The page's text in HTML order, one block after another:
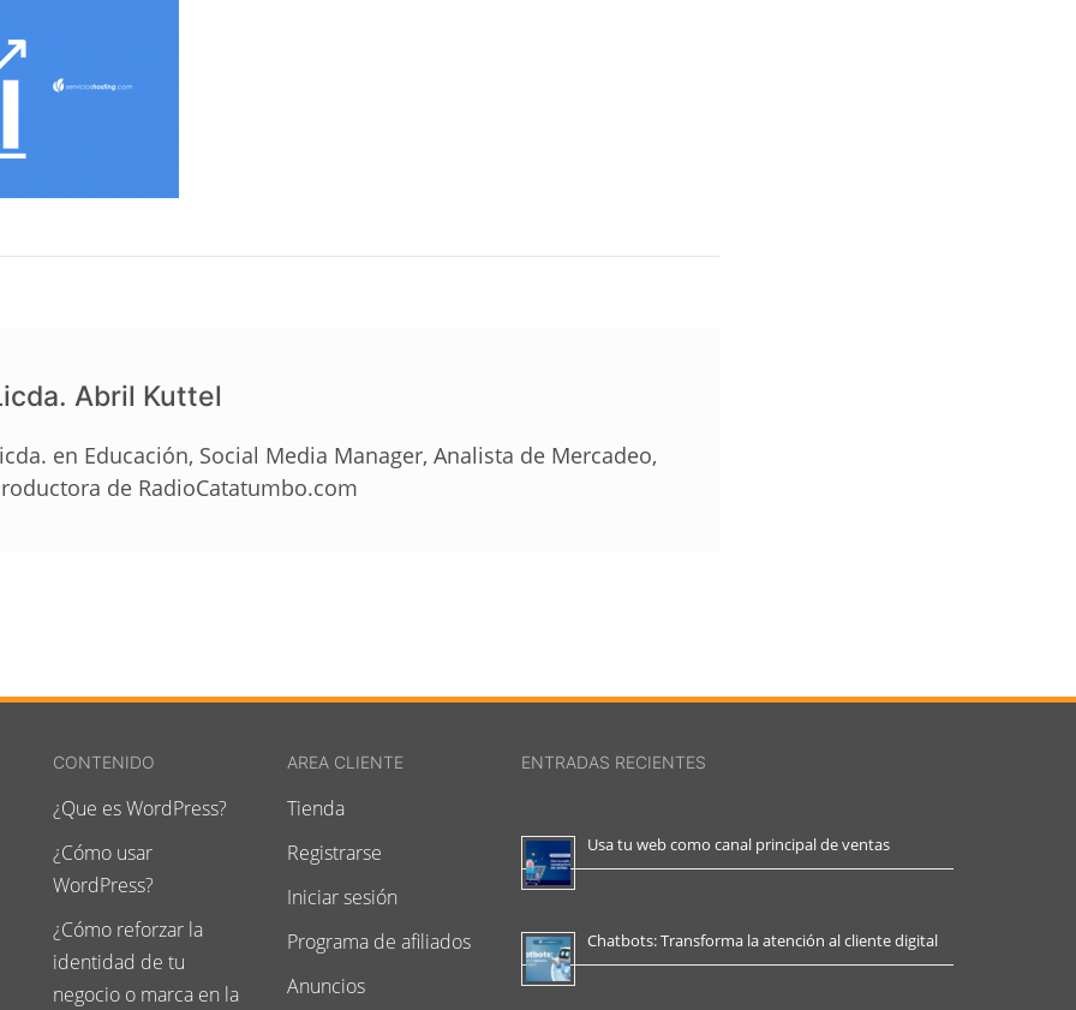
Abril Kuttel
en Educación, Social Media Manager, Analista de Mercadeo,
de RadioCatatumbo.com
CONTENIDO
¿Que es WordPress?
¿Cómo usar
WordPress?
¿Cómo reforzar la
identidad de tu
negocio o marca en la
AREA CLIENTE
Tienda
Registrarse
Iniciar sesión
Programa de afiliados
Anuncios
ENTRADAS RECIENTES
Usa tu web como canal principal de ventas
Chatbots: Transforma la atención al cliente digital